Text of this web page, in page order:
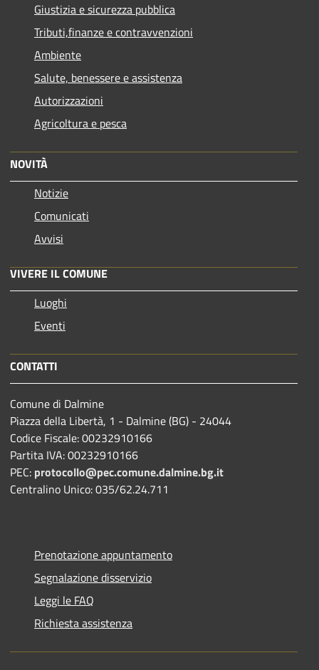
Giustizia e sicurezza pubblica
Tributi,finanze e contravvenzioni
Ambiente
Salute, benessere e assistenza
Autorizzazioni
Agricoltura e pesca
NOVITÀ
Notizie
Comunicati
Avvisi
VIVERE IL COMUNE
Luoghi
Eventi
CONTATTI
Comune di Dalmine
Piazza della Libertà, 1 - Dalmine (BG) - 24044
Codice Fiscale: 00232910166
Partita IVA: 00232910166
PEC: protocollo@pec.comune.dalmine.bg.it
Centralino Unico: 035/62.24.711
Prenotazione appuntamento
Segnalazione disservizio
Leggi le FAQ
Richiesta assistenza